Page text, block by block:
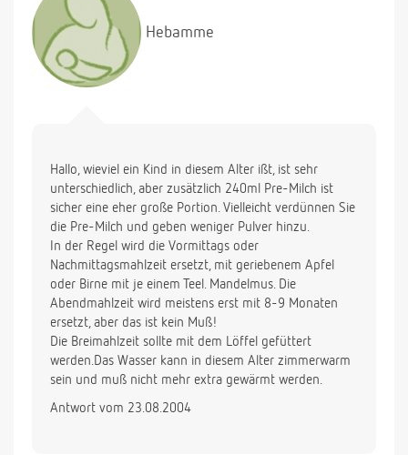
Hebamme
Hallo, wieviel ein Kind in diesem Alter ißt, ist sehr
unterschiedlich, aber zusätzlich 240ml Pre-Milch ist
sicher eine eher große Portion. Vielleicht verdünnen Sie
die Pre-Milch und geben weniger Pulver hinzu.
In der Regel wird die Vormittags oder
Nachmittagsmahlzeit ersetzt, mit geriebenem Apfel
oder Birne mit je einem Teel. Mandelmus. Die
Abendmahlzeit wird meistens erst mit 8-9 Monaten
ersetzt, aber das ist kein Muß!
Die Breimahlzeit sollte mit dem Löffel gefüttert
werden.Das Wasser kann in diesem Alter zimmerwarm
sein und muß nicht mehr extra gewärmt werden.
Antwort vom 23.08.2004